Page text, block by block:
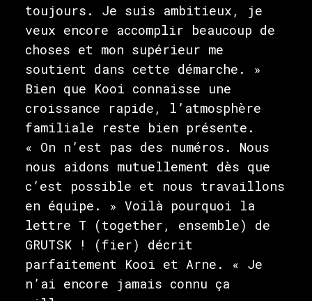
toujours. Je suis ambitieux, je
veux encore accomplir beaucoup de
choses et mon supérieur me
soutient dans cette démarche. »
Bien que Kooi connaisse une
croissance rapide, l’atmosphère
familiale reste bien présente.
« On n’est pas des numéros. Nous
nous aidons mutuellement dès que
c’est possible et nous travaillons
en équipe. » Voilà pourquoi la
lettre T (together, ensemble) de
GRUTSK ! (fier) décrit
parfaitement Kooi et Arne. « Je
n’ai encore jamais connu ça